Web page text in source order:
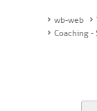
wb-web
Coaching -